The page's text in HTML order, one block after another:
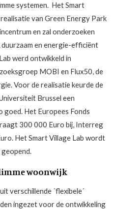
systemen. Het Smart
van Green Energy Park
en zal onderzoeken
en energie-efficiënt
werd ontwikkeld in
MOBI en Flux50, de
Voor de realisatie keurde de
Brussel een
goed. Het Europees Fonds
300 000 Euro bij, Interreg
Het Smart Village Lab wordt
woonwijk
verschillende ´flexibele´
ingezet voor de ontwikkeling